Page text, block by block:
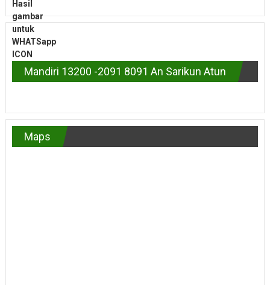
Mandiri 13200 -2091 8091 An Sarikun Atun
Maps